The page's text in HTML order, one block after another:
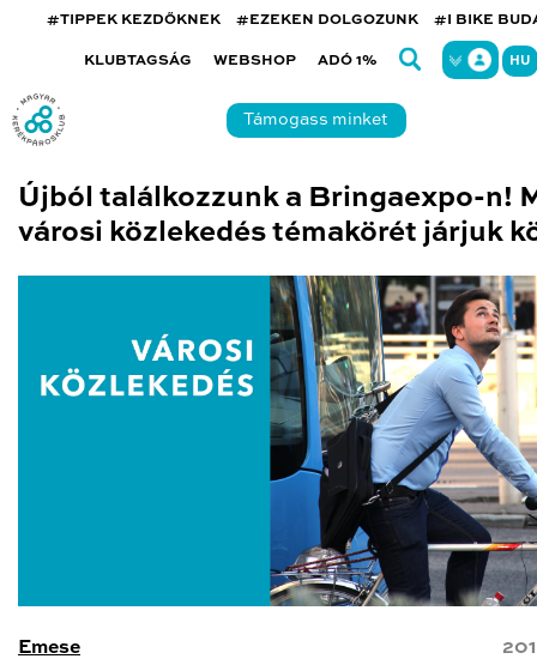
#TIPPEK KEZDŐKNEK #EZEKEN DOLGOZUNK #I BIKE
KLUBTAGSÁG WEBSHOP ADÓ 1% HU
Támogass minket
Újból találkozzunk a Bringaexpo-n!
városi közlekedés témakörét járjuk
Emese